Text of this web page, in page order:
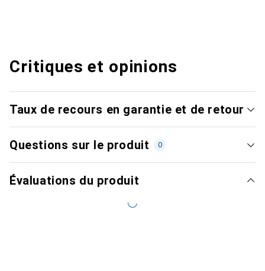
Critiques et opinions
Taux de recours en garantie et de retour
Questions sur le produit 0
Évaluations du produit